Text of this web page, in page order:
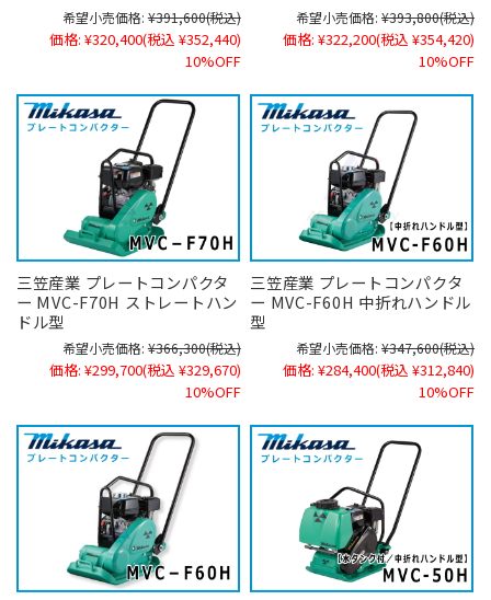
希望小売価格: ¥391,600(税込)
価格: ¥320,400(税込 ¥352,440)
10%OFF
希望小売価格: ¥393,800(税込)
価格: ¥322,200(税込 ¥354,420)
10%OFF
三笠産業 プレートコンパクタ
ー MVC-F70H ストレートハン
ドル型
希望小売価格: ¥366,300(税込)
価格: ¥299,700(税込 ¥329,670)
10%OFF
三笠産業 プレートコンパクタ
ー MVC-F60H 中折れハンドル
型
希望小売価格: ¥347,600(税込)
価格: ¥284,400(税込 ¥312,840)
10%OFF